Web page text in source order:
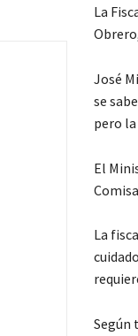
La
José
se
pero
El
La
Según